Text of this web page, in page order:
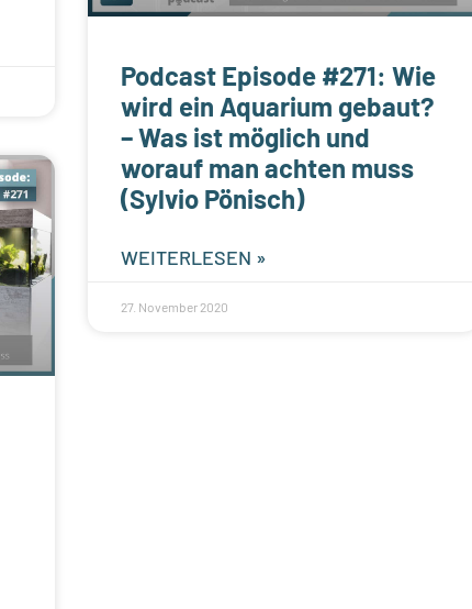
Podcast Episode #271: Wie
wird ein Aquarium gebaut?
– Was ist möglich und
worauf man achten muss
(Sylvio Pönisch)
WEITERLESEN »
27. November 2020